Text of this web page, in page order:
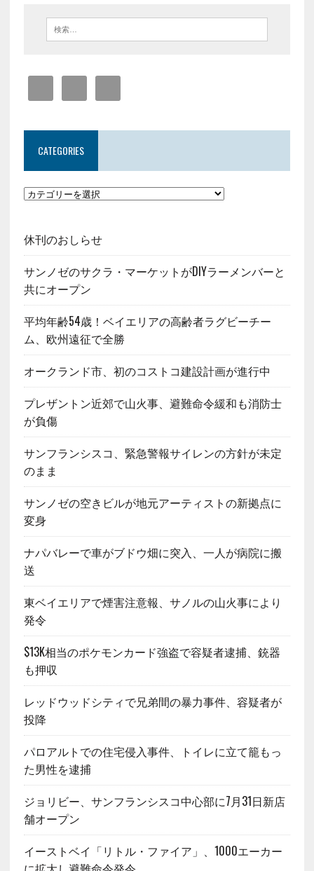
CATEGORIES
休刊のおしらせ
サンノゼのサクラ・マーケットがDIYラーメンバーと
共にオープン
平均年齢54歳！ベイエリアの高齢者ラグビーチー
ム、欧州遠征で全勝
オークランド市、初のコストコ建設計画が進行中
プレザントン近郊で山火事、避難命令緩和も消防士
が負傷
サンフランシスコ、緊急警報サイレンの方針が未定
のまま
サンノゼの空きビルが地元アーティストの新拠点に
変身
ナパバレーで車がブドウ畑に突入、一人が病院に搬
送
東ベイエリアで煙害注意報、サノルの山火事により
発令
$13K相当のポケモンカード強盗で容疑者逮捕、銃器
も押収
レッドウッドシティで兄弟間の暴力事件、容疑者が
投降
パロアルトでの住宅侵入事件、トイレに立て籠もっ
た男性を逮捕
ジョリビー、サンフランシスコ中心部に7月31日新店
舗オープン
イーストベイ「リトル・ファイア」、1000エーカー